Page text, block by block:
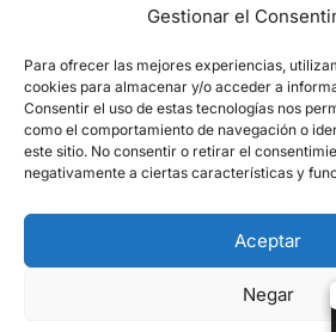
Gestionar el
Para ofrecer las mejores experiencias,
cookies para almacenar y/o acceder a
Consentir el uso de estas tecnologías nos
como el comportamiento de navegación o
este sitio. No consentir o retirar el
negativamente a ciertas características y
Aceptar
Negar
Fax: +86 592-7828920
Correo electrónico:
Dirección: NO.28 RD Xiangyue,
361102, China
© 2025 Xiamen YJC Polymer Limited